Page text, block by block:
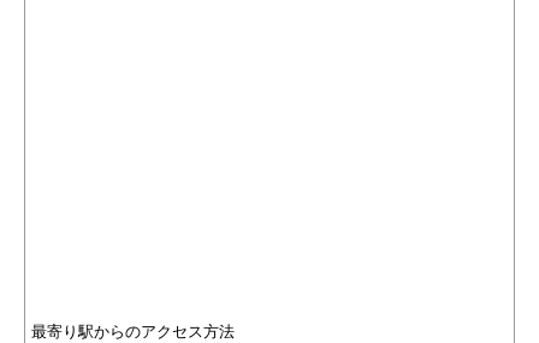
最寄り駅からのアクセス方法